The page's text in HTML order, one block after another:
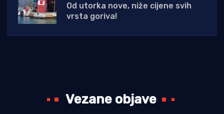
Od utorka nove, niže cijene svih
vrsta goriva!
Vezane objave